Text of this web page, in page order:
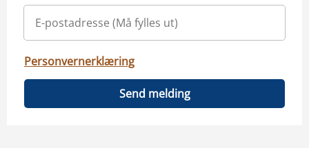
Personvernerklæring
Send melding